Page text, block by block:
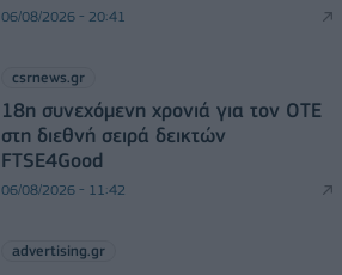
06/08/2026 - 20:41
csrnews.gr
18η συνεχόμενη χρονιά για τον ΟΤΕ
στη διεθνή σειρά δεικτών
FTSE4Good
06/08/2026 - 11:42
advertising.gr